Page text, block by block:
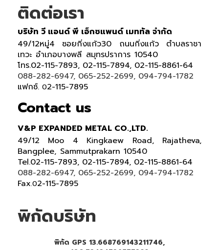
ติดต่อเรา
บริษัท วี แอนด์ พี เอ็กซแพนด์ เมททัล จำกัด
49/12หมู่4 ซอยกิ่งแก้ว30 ถนนกิ่งแก้ว ตำบลราชา
เทวะ อำเภอบางพลี สมุทรปราการ 10540
โทร.02-115-7893, 02-115-7894, 02-115-8861-64
088-282-6947, 065-252-2699, 094-794-1782
แฟกซ์. 02-115-7895
Contact us
V&P EXPANDED METAL CO.,LTD.
49/12 Moo 4 Kingkaew Road, Rajatheva,
Bangplee, Sammutprakarn 10540
Tel.02-115-7893, 02-115-7894, 02-115-8861-64
088-282-6947, 065-252-2699, 094-794-1782
Fax.02-115-7895
พิกัดบริษัท
พิกัด GPS 13.668769143211746,